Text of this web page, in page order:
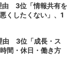
由 3位「情報共有を
くしたくない」、1
由 3位「成長・ス
間・休日・働き方